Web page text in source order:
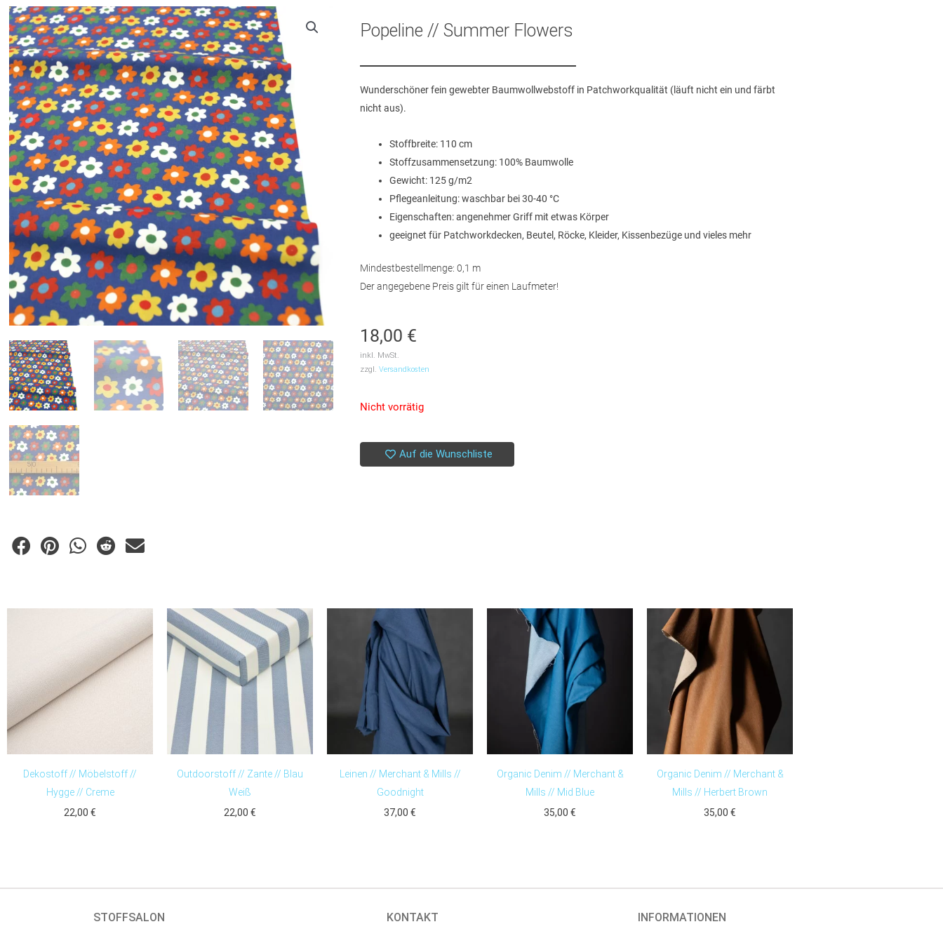
Popeline // Summer Flowers
Wunderschöner fein gewebter Baumwollwebstoff in Patchworkqualität (läuft nicht ein und färbt
nicht aus).
Stoffbreite: 110 cm
Stoffzusammensetzung: 100% Baumwolle
Gewicht: 125 g/m2
Pflegeanleitung: waschbar bei 30-40 °C
Eigenschaften: angenehmer Griff mit etwas Körper
geeignet für Patchworkdecken, Beutel, Röcke, Kleider, Kissenbezüge und vieles mehr
Mindestbestellmenge: 0,1 m
Der angegebene Preis gilt für einen Laufmeter!
18,00 €
inkl. MwSt.
zzgl. Versandkosten
Nicht vorrätig
Auf die Wunschliste
Dekostoff // Möbelstoff //
Hygge // Creme
22,00 €
Outdoorstoff // Zante // Blau
Weiß
22,00 €
Leinen // Merchant & Mills //
Goodnight
37,00 €
Organic Denim // Merchant &
Mills // Mid Blue
35,00 €
Organic Denim // Merchant &
Mills // Herbert Brown
35,00 €
STOFFSALON KONTAKT INFORMATIONEN